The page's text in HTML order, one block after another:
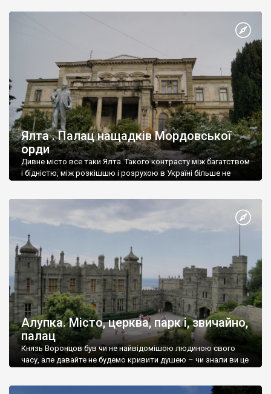
Ялта . Палац нащадків Мордовської
орди
Дивне місто все таки Ялта. Такого контрасту між багатством
і бідністю, між розкішшю і розрухою в Україні більше не
Алупка. Місто, церква, парк і, звичайно,
палац
Князь Воронцов був чи не найвідомішою людиною свого
часу, але давайте не будемо кривити душею – чи знали ви це